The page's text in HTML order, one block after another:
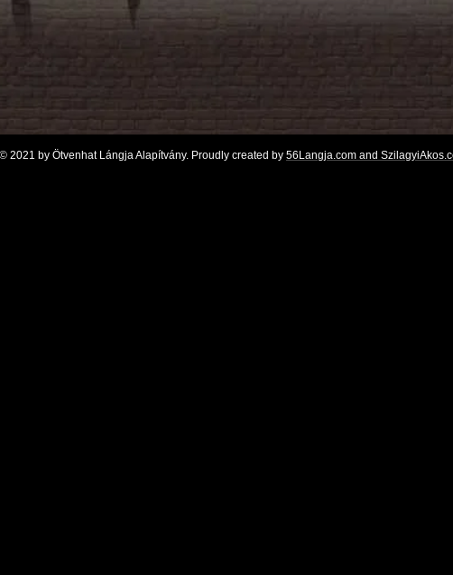
© 2021 by Ötvenhat Lángja Alapítvány. Proudly created by 56Langja.com and